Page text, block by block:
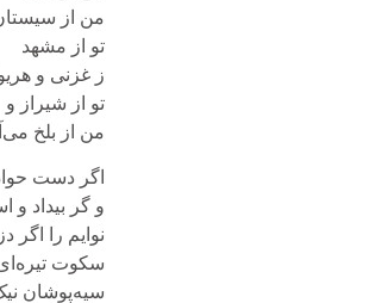
من از
تو از مشهد
ز غزنی و
تو از شیراز و
من از بلخ
اگر دست
و گر بیداد و
نوایم را اگر
سکوت
سیه‌پوشان